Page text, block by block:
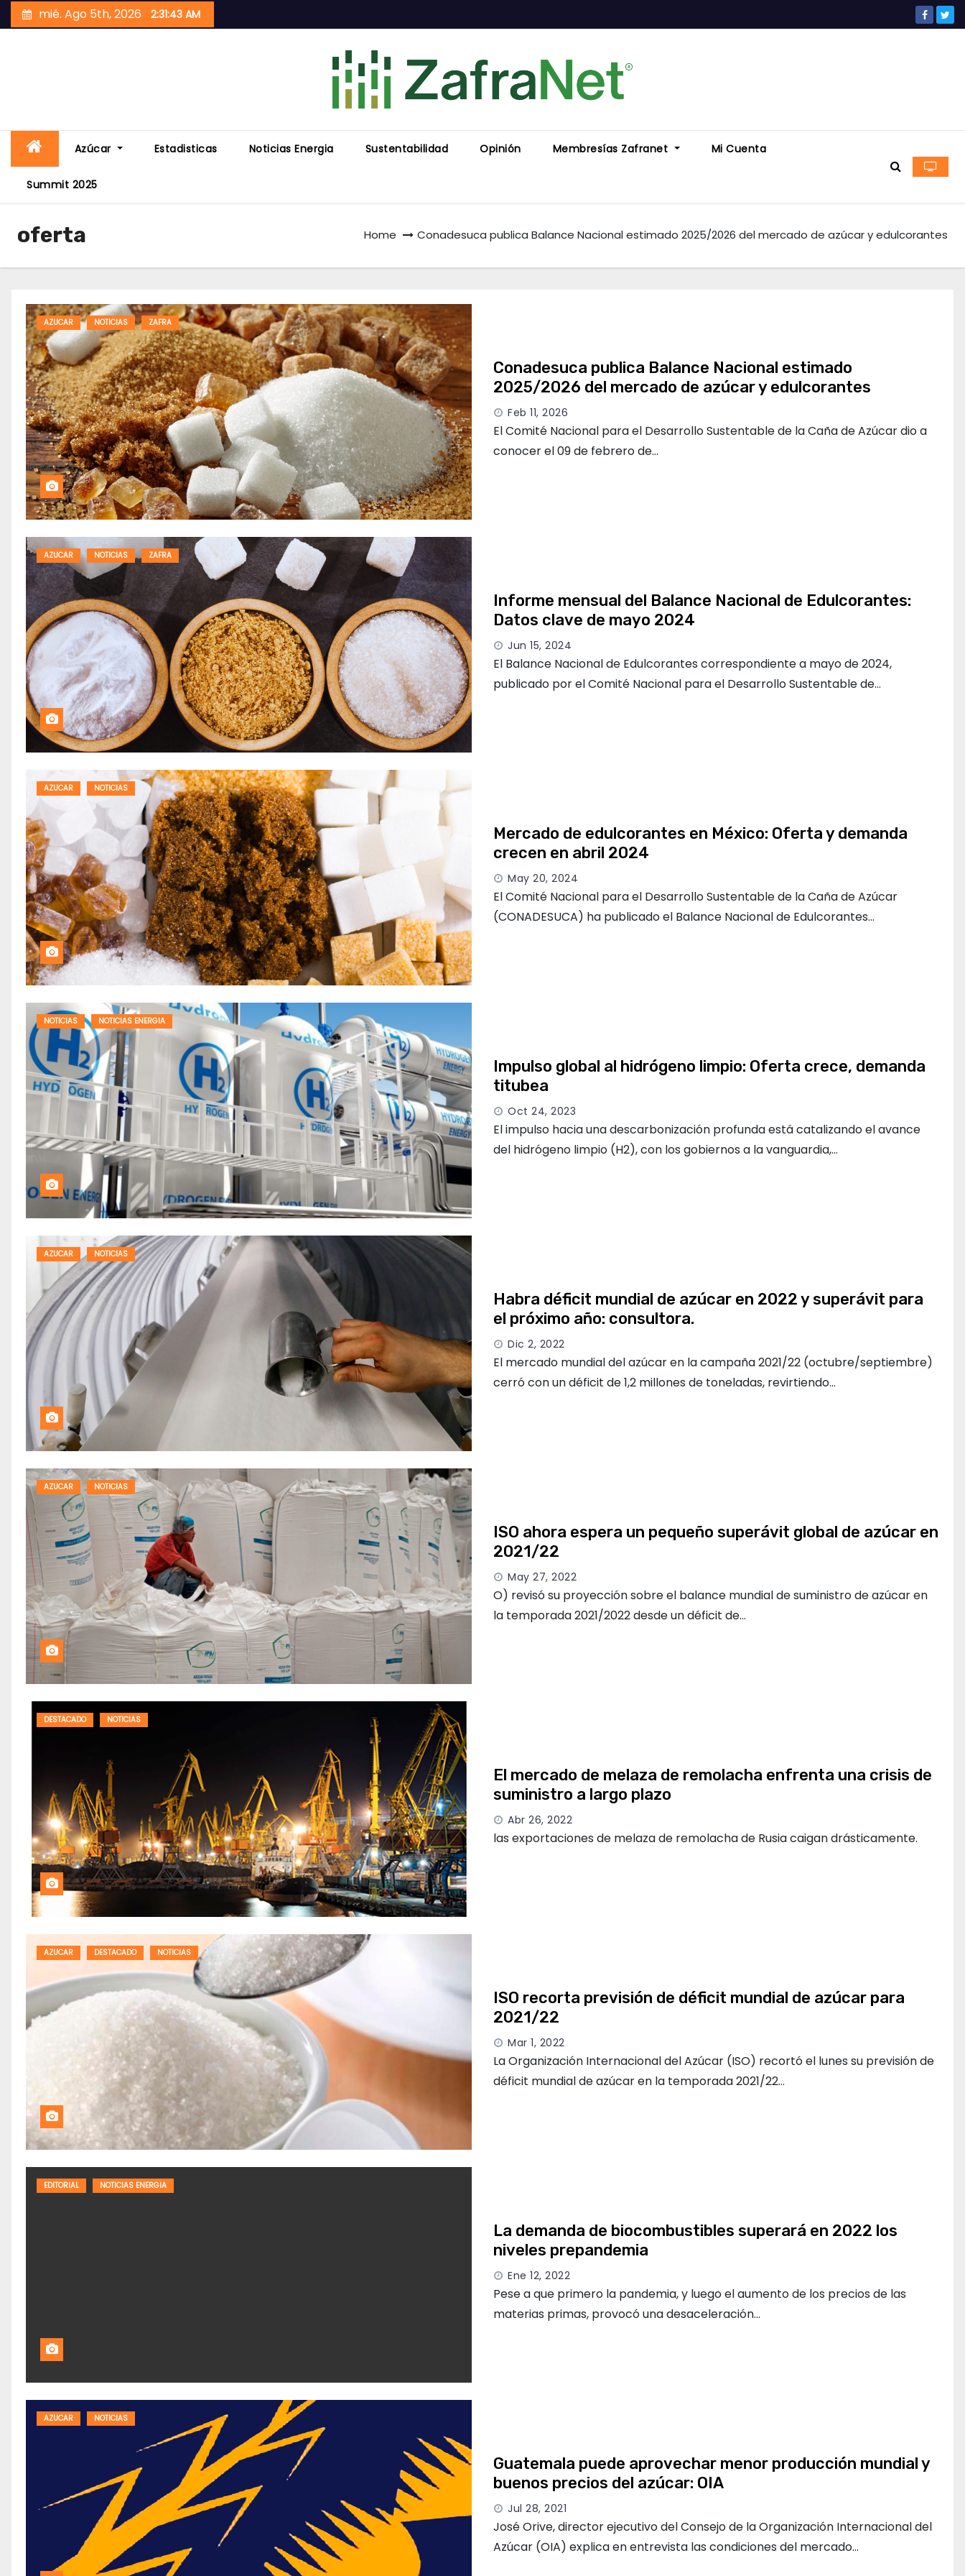
to
mié. Ago 5th, 2026 2:31:45 AM
Azúcar Estadisticas Noticias Energia Sustentabilidad Opinión Membresías Zafranet Mi Cuenta
Summit 2025
oferta Home Conadesuca publica Balance Nacional estimado 2025/2026 del mercado de azúcar y edulcorantes
AZUCAR NOTICIAS ZAFRA
Conadesuca publica Balance Nacional estimado
2025/2026 del mercado de azúcar y edulcorantes
Feb 11, 2026
El Comité Nacional para el Desarrollo Sustentable de la Caña de Azúcar dio a
conocer el 09 de febrero de…
AZUCAR NOTICIAS ZAFRA
Informe mensual del Balance Nacional de Edulcorantes:
Datos clave de mayo 2024
Jun 15, 2024
El Balance Nacional de Edulcorantes correspondiente a mayo de 2024,
publicado por el Comité Nacional para el Desarrollo Sustentable de…
AZUCAR NOTICIAS
Mercado de edulcorantes en México: Oferta y demanda
crecen en abril 2024
May 20, 2024
El Comité Nacional para el Desarrollo Sustentable de la Caña de Azúcar
(CONADESUCA) ha publicado el Balance Nacional de Edulcorantes…
NOTICIAS NOTICIAS ENERGIA
Impulso global al hidrógeno limpio: Oferta crece, demanda
titubea
Oct 24, 2023
El impulso hacia una descarbonización profunda está catalizando el avance
del hidrógeno limpio (H2), con los gobiernos a la vanguardia,…
AZUCAR NOTICIAS
Habra déficit mundial de azúcar en 2022 y superávit para
el próximo año: consultora.
Dic 2, 2022
El mercado mundial del azúcar en la campaña 2021/22 (octubre/septiembre)
cerró con un déficit de 1,2 millones de toneladas, revirtiendo…
AZUCAR NOTICIAS
ISO ahora espera un pequeño superávit global de azúcar en
2021/22
May 27, 2022
O) revisó su proyección sobre el balance mundial de suministro de azúcar en
la temporada 2021/2022 desde un déficit de…
DESTACADO NOTICIAS
El mercado de melaza de remolacha enfrenta una crisis de
suministro a largo plazo
Abr 26, 2022
las exportaciones de melaza de remolacha de Rusia caigan drásticamente.
AZUCAR DESTACADO NOTICIAS
ISO recorta previsión de déficit mundial de azúcar para
2021/22
Mar 1, 2022
La Organización Internacional del Azúcar (ISO) recortó el lunes su previsión de
déficit mundial de azúcar en la temporada 2021/22…
EDITORIAL NOTICIAS ENERGIA
La demanda de biocombustibles superará en 2022 los
niveles prepandemia
Ene 12, 2022
Pese a que primero la pandemia, y luego el aumento de los precios de las
materias primas, provocó una desaceleración…
AZUCAR NOTICIAS
Guatemala puede aprovechar menor producción mundial y
buenos precios del azúcar: OIA
Jul 28, 2021
José Orive, director ejecutivo del Consejo de la Organización Internacional del
Azúcar (OIA) explica en entrevista las condiciones del mercado…